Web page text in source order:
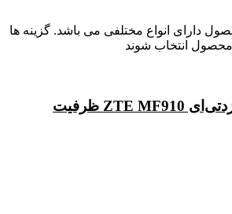
دارای انواع مختلفی می باشد. گزینه ها
انتخاب شوند
باتری مودم همراه زدتی‌ای ZTE MF910 ظرفیت